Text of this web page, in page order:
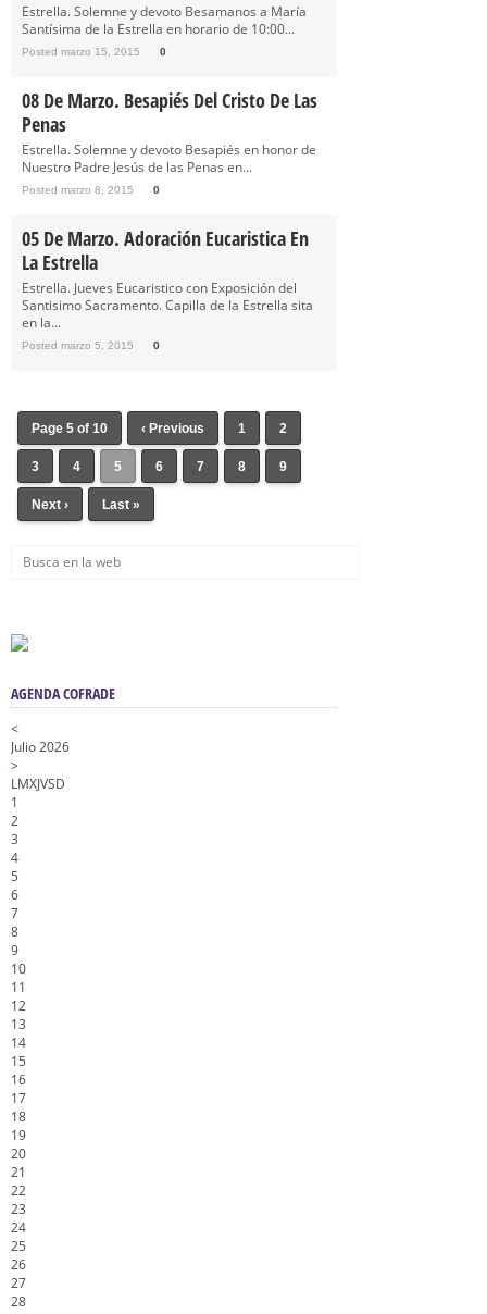
Estrella. Solemne y devoto Besamanos a María
Santísima de la Estrella en horario de 10:00...
Posted marzo 15, 2015 0
08 De Marzo. Besapiés Del Cristo De Las
Penas
Estrella. Solemne y devoto Besapiés en honor de
Nuestro Padre Jesús de las Penas en...
Posted marzo 8, 2015 0
05 De Marzo. Adoración Eucaristica En
La Estrella
Estrella. Jueves Eucaristico con Exposición del
Santisimo Sacramento. Capilla de la Estrella sita
en la...
Posted marzo 5, 2015 0
Page 5 of 10 ‹ Previous 1 2
3 4 5 6 7 8 9
Next › Last »
AGENDA COFRADE
<
Julio 2026
>
LMXJVSD
1
2
3
4
5
6
7
8
9
10
11
12
13
14
15
16
17
18
19
20
21
22
23
24
25
26
27
28